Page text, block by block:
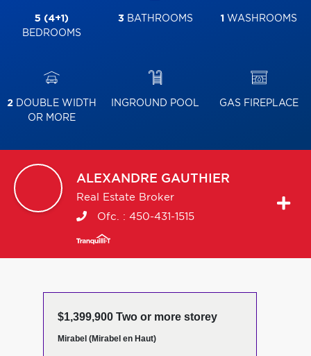
5 (4+1)
BEDROOMS
3 BATHROOMS 1 WASHROOMS
2 DOUBLE WIDTH
OR MORE
INGROUND POOL GAS FIREPLACE
ALEXANDRE GAUTHIER
Real Estate Broker
Ofc. : 450-431-1515
$1,399,900 Two or more storey
Mirabel (Mirabel en Haut)